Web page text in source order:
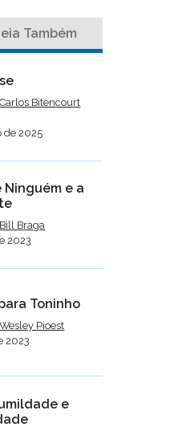
Também
Carlos Bitencourt
de 2025
Ninguém e a
Bill Braga
2023
Toninho
Wesley Pioest
2023
e